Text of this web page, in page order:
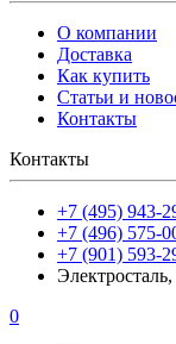
О компании
Доставка
Как купить
Статьи и
Контакты
Контакты
+7 (495) 943-
+7 (496) 575-
+7 (901) 593-
0